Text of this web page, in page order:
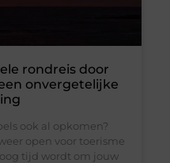
rondreis door
onvergetelijke
ook al opkomen?
open voor toerisme
tijd wordt om jouw